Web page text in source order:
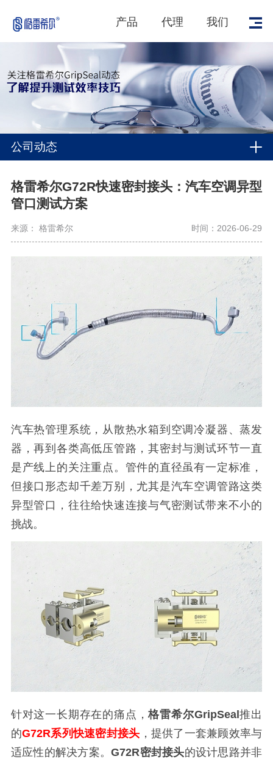
产品 代理 我们
公司动态
格雷希尔G72R快速密封接头：汽车空调异型
管口测试方案
来源： 格雷希尔 时间：2026-06-29
汽车热管理系统，从散热水箱到空调冷凝器、蒸发
器，再到各类高低压管路，其密封与测试环节一直
是产线上的关注重点。管件的直径虽有一定标准，
但接口形态却千差万别，尤其是汽车空调管路这类
异型管口，往往给快速连接与气密测试带来不小的
挑战。
针对这一长期存在的痛点，格雷希尔GripSeal推出
的G72R系列快速密封接头 ，提供了一套兼顾效率与
适应性的解决方案。G72R密封接头的设计思路并非